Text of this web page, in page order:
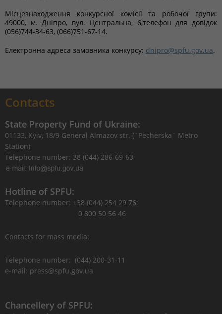
Місцезнаходження конкурсної комісії та робочої групи:
49000, м. Дніпро, вул. Центральна, 6,телефон для довідок
(056)744-34-63, (066)751-67-14.
Електронна адреса замовника конкурсу: dnipro@spfu.gov.ua.
Contacts
State Property Fund of Ukraine:
01133, Kyiv, 18/9 General Almazov str. (`Pecherska` Metro
Station)
Telephone number: 38 (044) 286-69-63
Hotline of SPFU:
Telephone number: +38 (044) 254 29 76;
0 800 50 56 46
Contacts for mass media:
Telephone number: (044) 200-31-11
e-mail: press@spfu.gov.ua
Chancellery of SPFU: